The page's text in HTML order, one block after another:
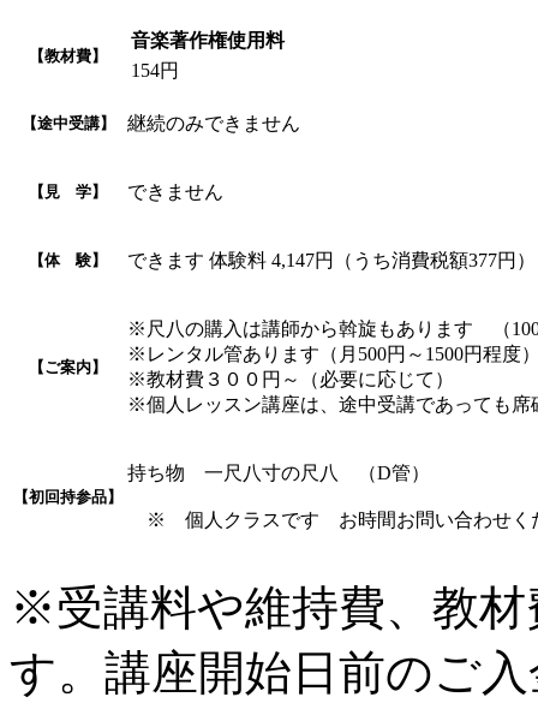
【教材費】
音楽著作権使用料
154円
【途中受講】 継続のみできません
【見 学】 できません
【体 験】 できます 体験料 4,147円（うち消費税額377円）
【ご案内】
※尺八の購入は講師から斡旋もあります （
※レンタル管あります（月500円～1500円程度
※教材費３００円～（必要に応じて）
※個人レッスン講座は、途中受講であっても
【初回持参品】
持ち物 一尺八寸の尺八 （D管）
※ 個人クラスです お時間お問い合わせく
※受講料や維持費、教
す。講座開始日前のご